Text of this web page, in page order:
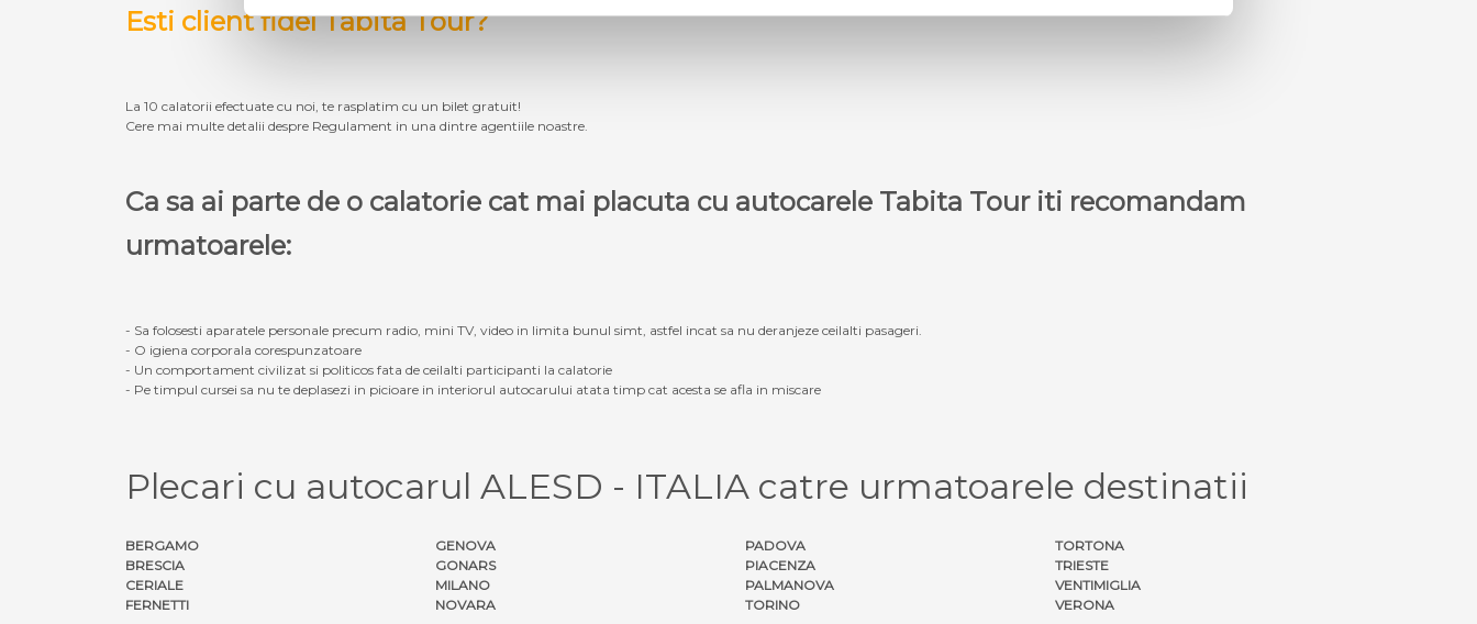
Esti client fidel Tabita Tour?
La 10 calatorii efectuate cu noi, te rasplatim cu un bilet gratuit!
Cere mai multe detalii despre Regulament in una dintre agentiile noastre.
Ca sa ai parte de o calatorie cat mai placuta cu autocarele Tabita Tour iti recomandam
urmatoarele:
- Sa folosesti aparatele personale precum radio, mini TV, video in limita bunul simt, astfel incat sa nu deranjeze ceilalti pasageri.
- O igiena corporala corespunzatoare
- Un comportament civilizat si politicos fata de ceilalti participanti la calatorie
- Pe timpul cursei sa nu te deplasezi in picioare in interiorul autocarului atata timp cat acesta se afla in miscare
Plecari cu autocarul ALESD - ITALIA catre urmatoarele destinatii
BERGAMO
BRESCIA
CERIALE
FERNETTI
GENOVA
GONARS
MILANO
NOVARA
PADOVA
PIACENZA
PALMANOVA
TORINO
TORTONA
TRIESTE
VENTIMIGLIA
VERONA